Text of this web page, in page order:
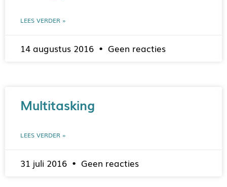
LEES VERDER »
14 augustus 2016 Geen reacties
Multitasking
LEES VERDER »
31 juli 2016 Geen reacties